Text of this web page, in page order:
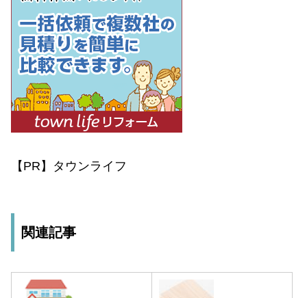
【PR】タウンライフ
関連記事